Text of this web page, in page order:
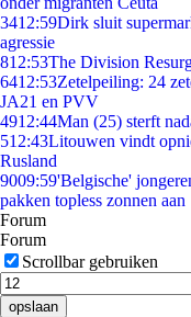
3412:59Dirk sluit
agressie
812:53The Division
6412:53Zetelpeiling: 24
JA21 en PVV
4912:44Man (25) sterft
512:43Litouwen vindt
Rusland
9009:59'Belgische'
pakken topless zonnen aan
Forum
Forum
Scrollbar gebruiken
opslaan